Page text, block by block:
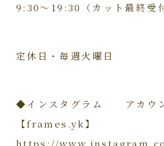
9:30～19:30（カット最終受
定休日・毎週火曜日
◆インスタグラム アカウ
【frames.yk】
https://